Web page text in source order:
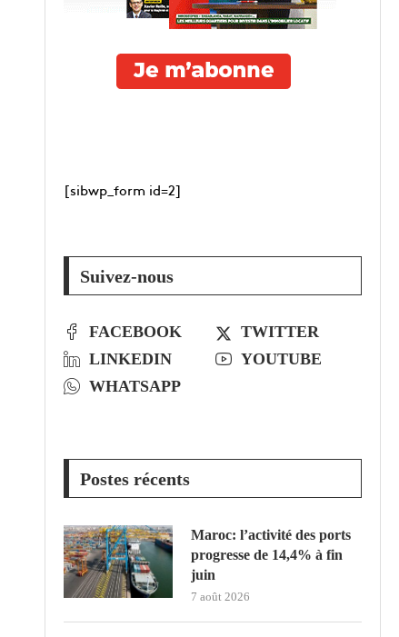
[sibwp_form id=2]
Suivez-nous
FACEBOOK
TWITTER
LINKEDIN
YOUTUBE
WHATSAPP
Postes récents
Maroc: l’activité des ports
progresse de 14,4% à fin
juin
7 août 2026